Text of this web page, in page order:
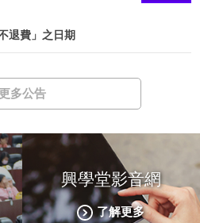
退費」之日期
多公告
興學堂影音網
了解更多